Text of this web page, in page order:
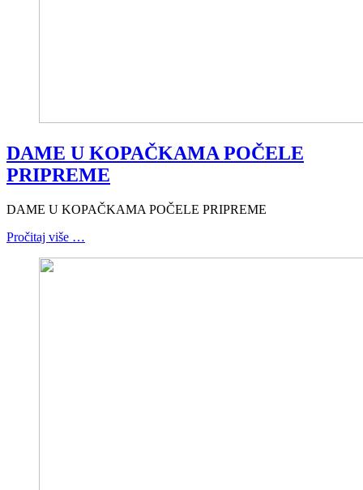
DAME U KOPAČKAMA POČELE
PRIPREME
DAME U KOPAČKAMA POČELE PRIPREME
Pročitaj više …